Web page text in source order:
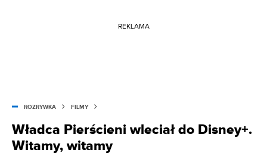
REKLAMA
ROZRYWKA FILMY
Władca Pierścieni wleciał do Disney+.
Witamy, witamy